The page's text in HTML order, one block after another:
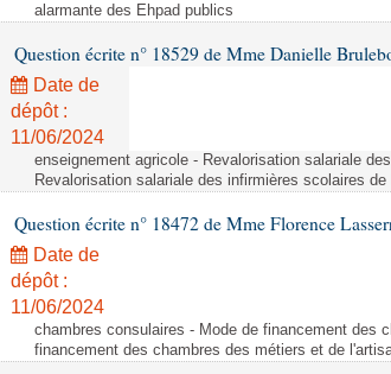
alarmante des Ehpad publics
Question écrite n° 18529 de Mme Danielle
Date de
dépôt :
11/06/2024
enseignement agricole - Revalorisation salariale
Revalorisation salariale des infirmières scolaires
Question écrite n° 18472 de Mme Florence
Date de
dépôt :
11/06/2024
chambres consulaires - Mode de financement des
financement des chambres des métiers et de